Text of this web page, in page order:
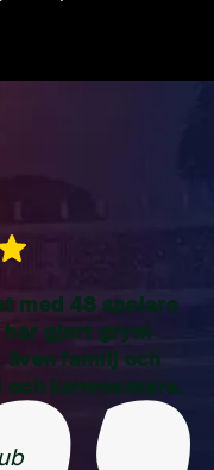
med 48 spelare
har gjort grym
familj och
kommentera.